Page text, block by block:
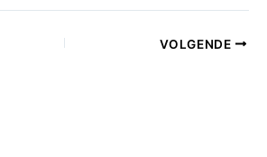
VOLGENDE